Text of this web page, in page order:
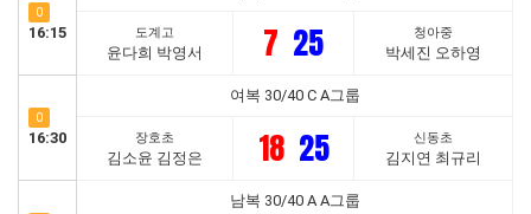
0
16:15 도계고
윤다희 박영서 7 25 청아중
박세진 오하영
0
16:30
여복 30/40 C A그룹
장호초
김소윤 김정은 18 25 신동초
김지연 최규리
남복 30/40 A A그룹